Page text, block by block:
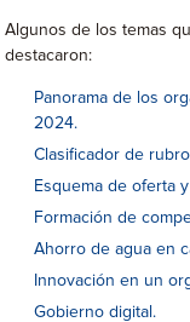
Algunos de los temas
destacaron:
Panorama de los
2024.
Clasificador de
Esquema de oferta
Formación de
Ahorro de agua en
Innovación en un
Gobierno digital.